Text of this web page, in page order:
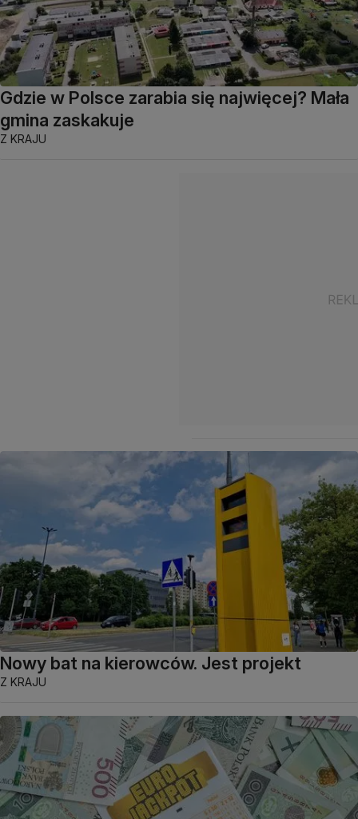
Gdzie w Polsce zarabia się najwięcej? Mała
gmina zaskakuje
Z KRAJU
Nowy bat na kierowców. Jest projekt
Z KRAJU